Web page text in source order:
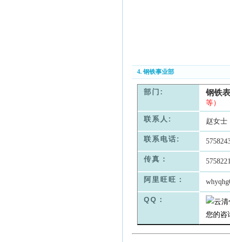
4. 钢铁事业部
部门: 钢铁
等）
联系人: 赵女士
联系电话:
传真：
阿里旺旺：
QQ：